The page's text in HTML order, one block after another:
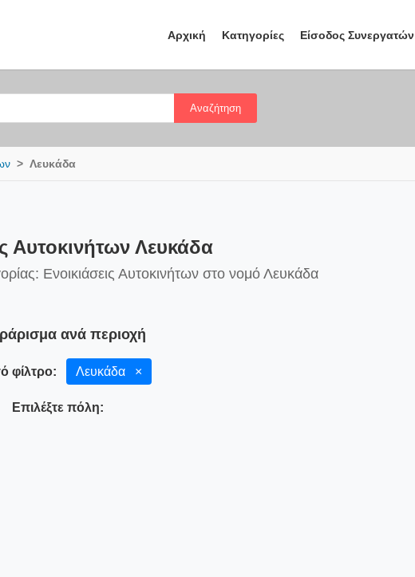
Αρχική Κατηγορίες Είσοδος Συνεργατών
Αναζήτηση
Λευκάδα
Αυτοκινήτων Λευκάδα
Ενοικιάσεις Αυτοκινήτων στο νομό Λευκάδα
ανά περιοχή
φίλτρο: Λευκάδα ×
Επιλέξτε πόλη: